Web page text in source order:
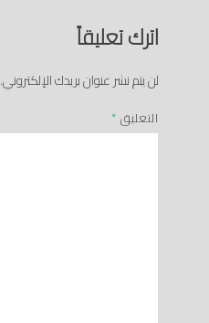
اترك تعليقاً
لن يتم نشر عنوان بريدك الإلكتروني.
التعليق *